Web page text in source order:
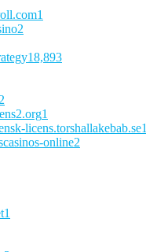
1
2
18,893
2
1
licens.torshallakebab.se1
online2
1